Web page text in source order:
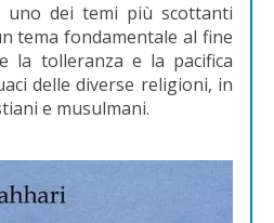
uno dei temi più scottanti
tema fondamentale al fine
la tolleranza e la pacifica
delle diverse religioni, in
e musulmani.